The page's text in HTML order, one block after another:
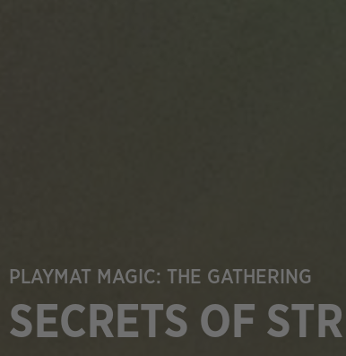
PLAYMAT MAGIC: THE GATHERING
SECRETS OF